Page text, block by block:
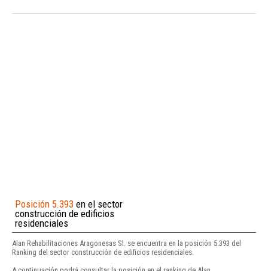
Posición 5.393 en el sector
construcción de edificios
residenciales
Alan Rehabilitaciones Aragonesas Sl. se encuentra en la posición 5.393 del
Ranking del sector construcción de edificios residenciales.